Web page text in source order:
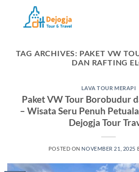
content
TAG ARCHIVES: PAKET VW
DAN RAFTING
LAVA TOUR MERAPI
Paket VW Tour Borobudur
– Wisata Seru Penuh
Dejogja Tour
POSTED ON NOVEMBER 21, 2025